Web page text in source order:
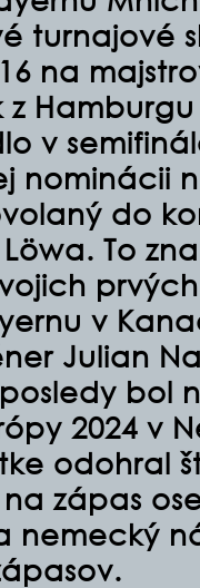
turnajové
na
z
v
nominácii
do
To
v
Julian
bol
2024 v
odohral
zápas
nemecký